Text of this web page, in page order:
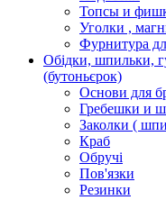
Топсы и
Уголки ,
Фурнитура
Обідки, шпильки,
(бутоньєрок)
Основи для
Гребешки и
Заколки (
Краб
Обручі
Пов'язки
Резинки